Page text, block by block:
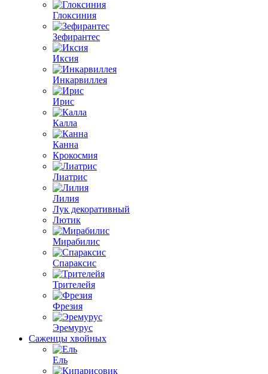
Глоксиния
Зефирантес
Иксия
Инкарвиллея
Ирис
Калла
Канна
Крокосмия
Лиатрис
Лилия
Лук декоративный
Лютик
Мирабилис
Спараксис
Трителейя
Фрезия
Эремурус
Саженцы хвойных
Ель